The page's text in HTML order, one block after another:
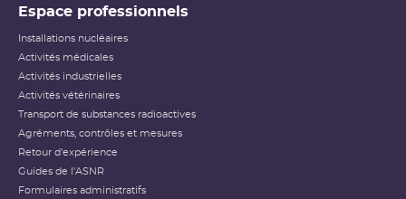
Espace professionnels
Installations nucléaires
Activités médicales
Activités industrielles
Activités vétérinaires
Transport de substances radioactives
Agréments, contrôles et mesures
Retour d'expérience
Guides de l'ASNR
Formulaires administratifs